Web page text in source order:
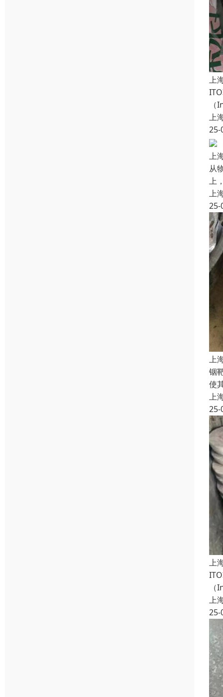
上
上
25-
上
从
上
上
25-
上
铟
使
上
25-
上
上
25-